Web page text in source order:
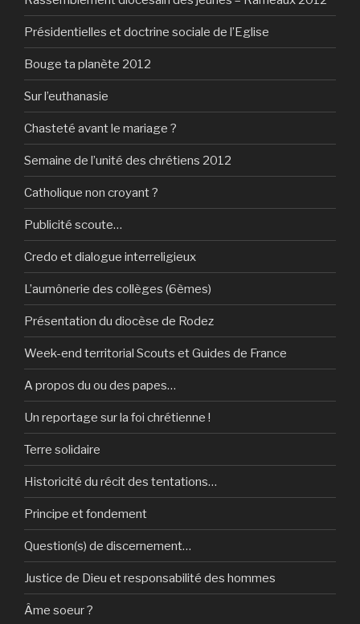
Présidentielles et doctrine sociale de l’Eglise
Bouge ta planète 2012
Sur l’euthanasie
Chasteté avant le mariage ?
Semaine de l’unité des chrétiens 2012
Catholique non croyant ?
Publicité scoute…
Credo et dialogue interreligieux
L’aumônerie des collèges (6èmes)
Présentation du diocèse de Rodez
Week-end territorial Scouts et Guides de France
A propos du ou des papes…
Un reportage sur la foi chrétienne !
Terre solidaire
Historicité du récit des tentations…
Principe et fondement
Question(s) de discernement…
Justice de Dieu et responsabilité des hommes
Âme soeur ?